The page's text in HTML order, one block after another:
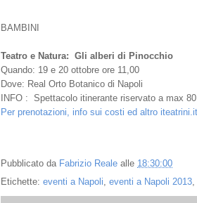
BAMBINI
Teatro e Natura: Gli alberi di Pinocchio
Quando: 19 e 20 ottobre ore 11,00
Dove: Real Orto Botanico di Napoli
INFO : Spettacolo itinerante riservato a max
Per prenotazioni, info sui costi ed altro iteatrini.it
Pubblicato da Fabrizio Reale alle 18:30:00
Etichette: eventi a Napoli, eventi a Napoli 2013,